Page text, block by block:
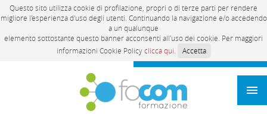
Questo sito utilizza cookie di profilazione, propri o di terze parti per rendere
migliore l'esperienza d'uso degli utenti. Continuando la navigazione e/o accedendo
a un qualunque
elemento sottostante questo banner acconsenti all'uso dei cookie. Per maggiori
informazioni Cookie Policyclicca qui Accetta